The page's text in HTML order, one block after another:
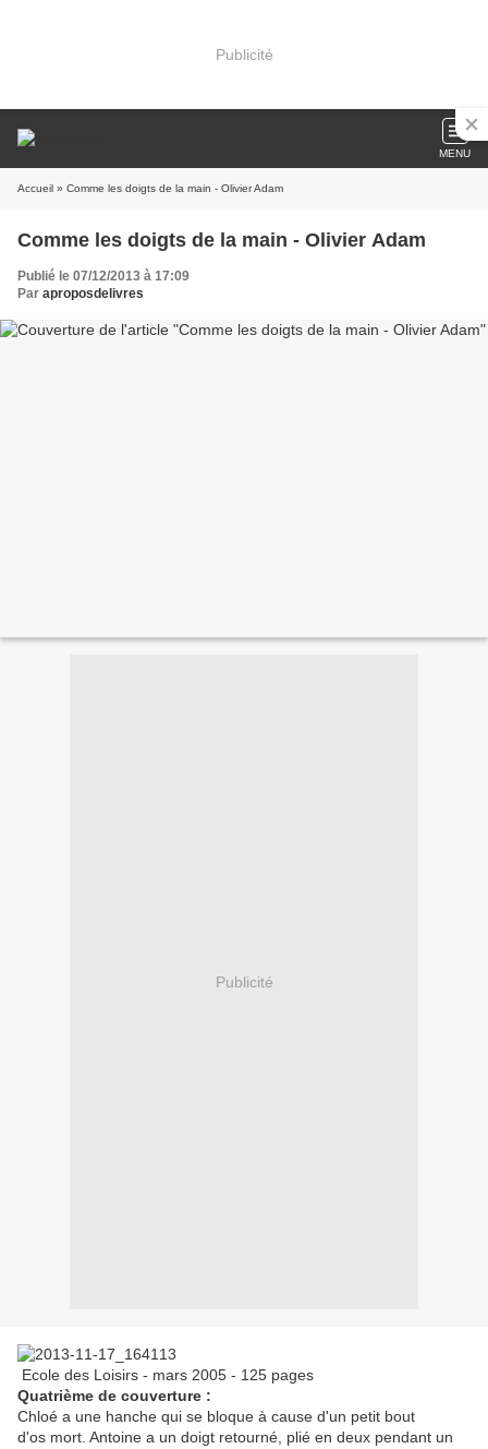
Publicité
MENU
Accueil » Comme les doigts de la main - Olivier Adam
Comme les doigts de la main - Olivier Adam
Publié le 07/12/2013 à 17:09
Par aproposdelivres
Publicité
Ecole des Loisirs - mars 2005 - 125 pages
Quatrième de couverture :
Chloé a une hanche qui se bloque à cause d'un petit bout
d'os mort. Antoine a un doigt retourné, plié en deux pendant un